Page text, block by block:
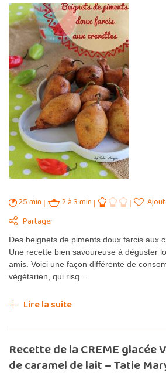
25 min 2 à 3 min
Partager
Des beignets de piments doux farcis aux
Une recette bien savoureuse à déguster
amis. Voici une façon différente de
végétarien, qui risq…
Lire la suite
Recette de la CREME glacée
de caramel de lait – Tatie